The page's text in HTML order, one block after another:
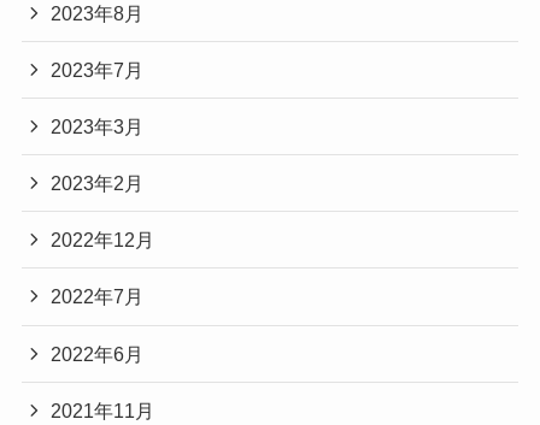
2023年8月
2023年7月
2023年3月
2023年2月
2022年12月
2022年7月
2022年6月
2021年11月